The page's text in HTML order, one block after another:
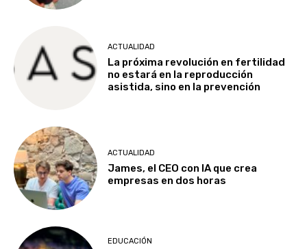
ACTUALIDAD
La próxima revolución en fertilidad
no estará en la reproducción
asistida, sino en la prevención
ACTUALIDAD
James, el CEO con IA que crea
empresas en dos horas
EDUCACIÓN